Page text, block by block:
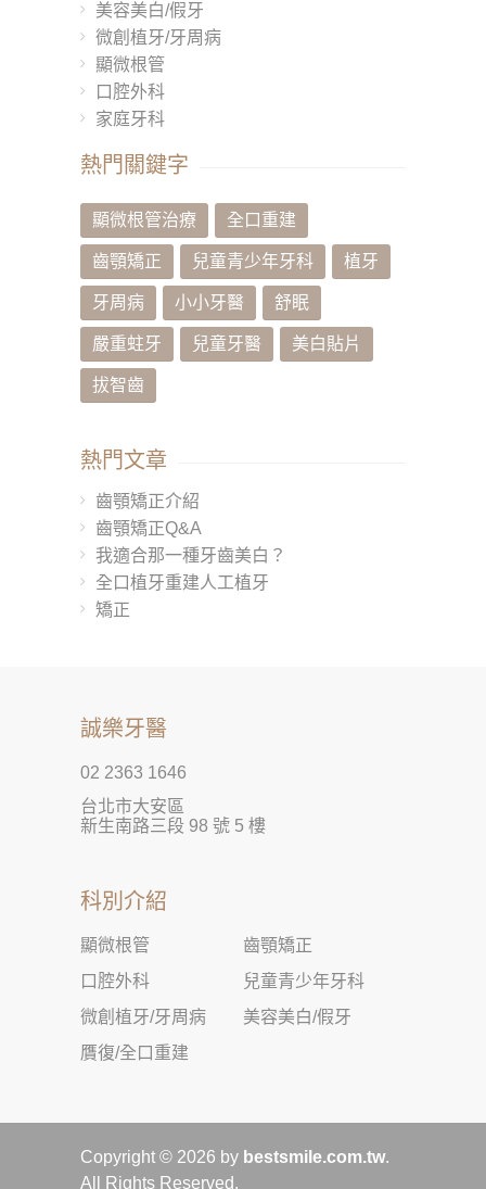
美容美白/假牙
微創植牙/牙周病
顯微根管
口腔外科
家庭牙科
熱門關鍵字
顯微根管治療 全口重建
齒顎矯正 兒童青少年牙科 植牙
牙周病 小小牙醫 舒眠
嚴重蛀牙 兒童牙醫 美白貼片
拔智齒
熱門文章
齒顎矯正介紹
齒顎矯正Q&A
我適合那一種牙齒美白？
全口植牙重建人工植牙
矯正
誠樂牙醫
02 2363 1646
台北市大安區
新生南路三段 98 號 5 樓
科別介紹
顯微根管
齒顎矯正
口腔外科
兒童青少年牙科
微創植牙/牙周病
美容美白/假牙
贋復/全口重建
Copyright © 2026 by bestsmile.com.tw.
All Rights Reserved.